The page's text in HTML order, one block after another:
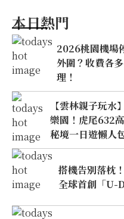
本日熱門
2026桃園機場
外圍？收費各
理！
【雲林親子玩
樂園！虎尾632
秘境一日遊懶人
搭機告別落枕
全球首創「U-